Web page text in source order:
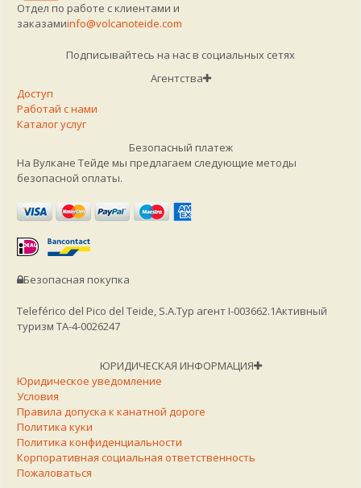
Отдел по работе с клиентами и
заказамиinfo@volcanoteide.com
Подписывайтесь на нас в социальных сетях
Агентства
Доступ
Работай с нами
Каталог услуг
Безопасный платеж
На Вулкане Тейде мы предлагаем следующие методы
безопасной оплаты.
Безопасная покупка
Teleférico del Pico del Teide, S.A.Тур агент I-003662.1Активный
туризм TA-4-0026247
ЮРИДИЧЕСКАЯ ИНФОРМАЦИЯ
Юридическое уведомление
Условия
Правила допуска к канатной дороге
Политика куки
Политика конфиденциальности
Корпоративная социальная ответственность
Пожаловаться